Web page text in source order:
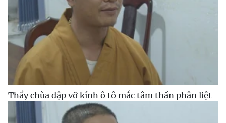
Thầy chùa đập vỡ kính ô tô mắc tâm thần phân liệt